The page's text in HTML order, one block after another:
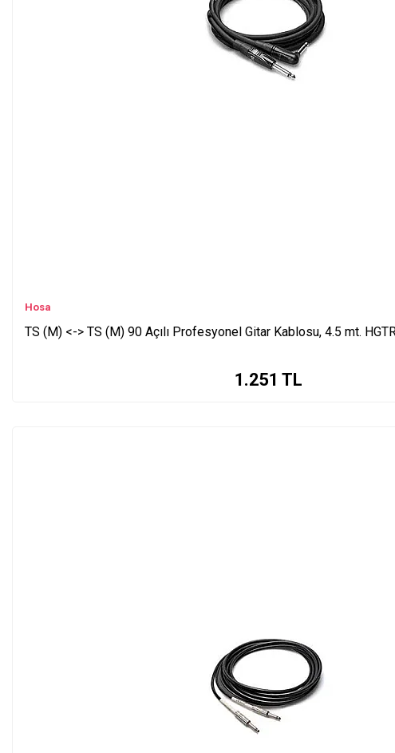
Hosa
TS (M) <-> TS (M) 90 Açılı Profesyonel Gitar Kablosu, 4.5 mt.
1.251 TL